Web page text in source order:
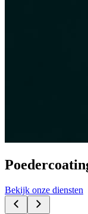
Bekijk onze diensten